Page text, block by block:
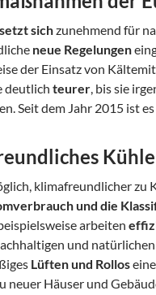
sichzunehmend für
neue Regelungen
der Einsatz von
deutlich teurer, bis sie
Seit dem Jahr 2015 ist
klimafreundlicher zu
und die
arbeiten
und
Lüften und Rollos
neuer Häuser und